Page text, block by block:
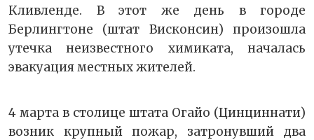
Кливленде. В этот же день в городе
Берлингтоне (штат Висконсин) произошла
утечка неизвестного химиката, началась
эвакуация местных жителей.
4 марта в столице штата Огайо (Цинциннати)
возник крупный пожар, затронувший два